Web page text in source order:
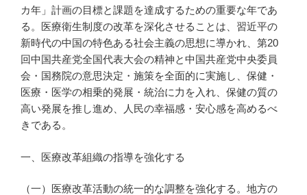
カ年」計画の目標と課題を達成するための重要な年であ
る。医療衛生制度の改革を深化させることは、習近平の
新時代の中国の特色ある社会主義の思想に導かれ、第20
回中国共産党全国代表大会の精神と中国共産党中央委員
会・国務院の意思決定・施策を全面的に実施し、保健・
医療・医学の相乗的発展・統治に力を入れ、保健の質の
高い発展を推し進め、人民の幸福感・安心感を高めるべ
きである。
一、医療改革組織の指導を強化する
（一）医療改革活動の統一的な調整を強化する。地方の